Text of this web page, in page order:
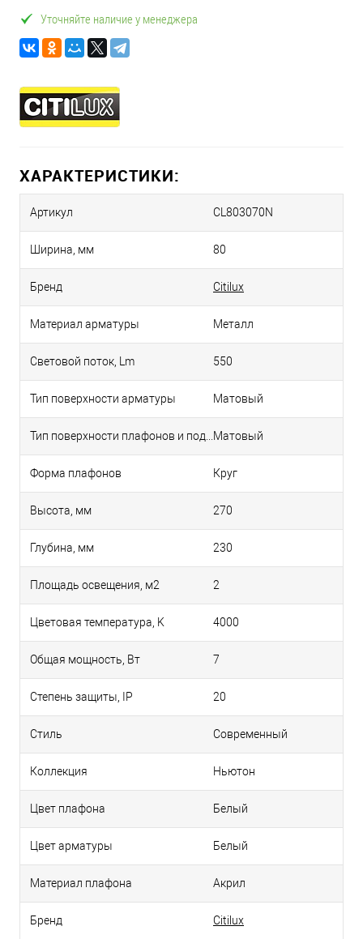
Уточняйте наличие у менеджера
ХАРАКТЕРИСТИКИ:
Артикул CL803070N
Ширина, мм 80
Бренд Citilux
Материал арматуры Металл
Световой поток, Lm 550
Тип поверхности арматуры Матовый
Матовый
Форма плафонов Круг
Высота, мм 270
Глубина, мм 230
Площадь освещения, м2 2
Цветовая температура, K 4000
Общая мощность, Вт 7
Степень защиты, IP 20
Стиль Современный
Коллекция Ньютон
Цвет плафона Белый
Цвет арматуры Белый
Материал плафона Акрил
Бренд Citilux